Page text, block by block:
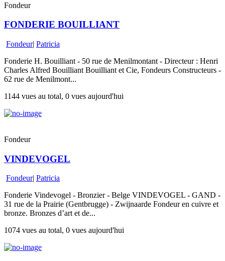
Fondeur
FONDERIE BOUILLIANT
Fondeur| Patricia
Fonderie H. Bouilliant - 50 rue de Menilmontant - Directeur : Henri
Charles Alfred Bouilliant Bouilliant et Cie, Fondeurs Constructeurs -
62 rue de Menilmont...
1144 vues au total, 0 vues aujourd'hui
Fondeur
VINDEVOGEL
Fondeur| Patricia
Fonderie Vindevogel - Bronzier - Belge VINDEVOGEL - GAND -
31 rue de la Prairie (Gentbrugge) - Zwijnaarde Fondeur en cuivre et
bronze. Bronzes d’art et de...
1074 vues au total, 0 vues aujourd'hui